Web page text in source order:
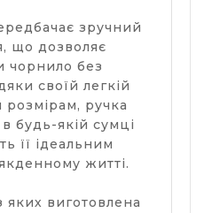
зручний
що дозволяє
чорнило без
своїй легкій
розмірам, ручка
будь-якій сумці
її ідеальним
житті.
яких виготовлена